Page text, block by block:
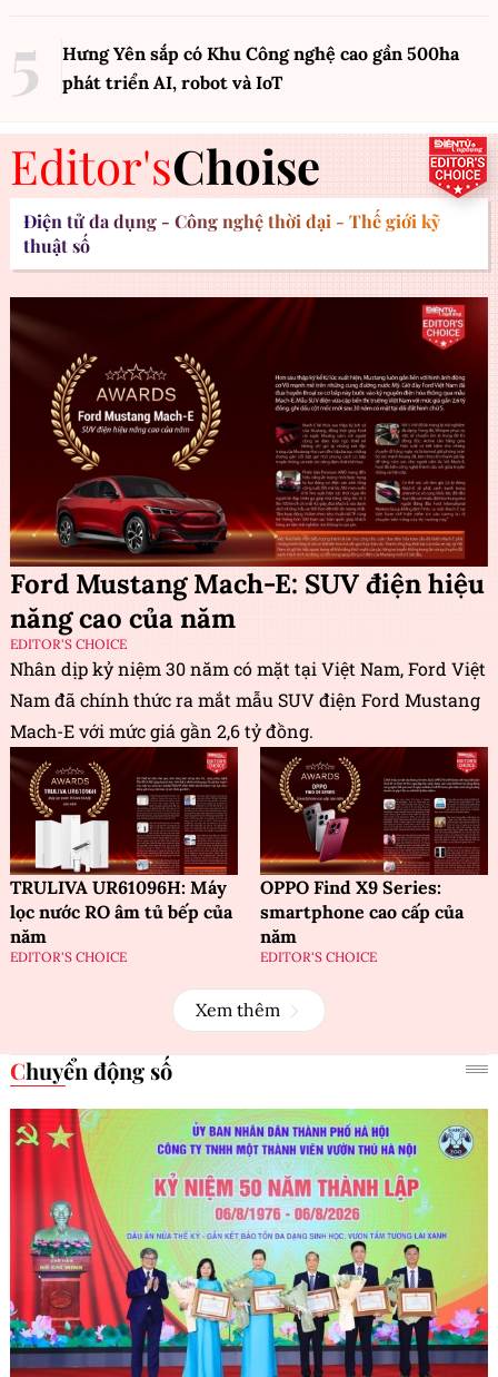
Hưng Yên sắp có Khu Công nghệ cao gần 500ha
phát triển AI, robot và IoT
Editor'sChoise
Điện tử đa dụng - Công nghệ thời đại - Thế giới kỹ
thuật số
Ford Mustang Mach-E: SUV điện hiệu
năng cao của năm
EDITOR'S CHOICE
Nhân dịp kỷ niệm 30 năm có mặt tại Việt Nam, Ford Việt
Nam đã chính thức ra mắt mẫu SUV điện Ford Mustang
Mach-E với mức giá gần 2,6 tỷ đồng.
TRULIVA UR61096H: Máy
lọc nước RO âm tủ bếp của
năm
EDITOR'S CHOICE
OPPO Find X9 Series:
smartphone cao cấp của
năm
EDITOR'S CHOICE
Xem thêm
Chuyển động số